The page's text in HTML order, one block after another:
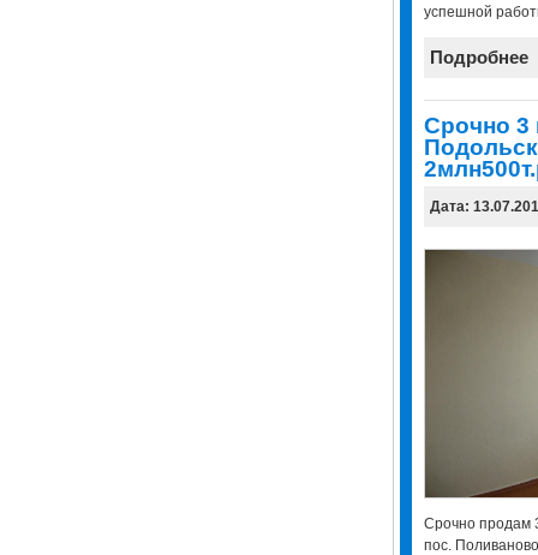
успешной
Подробнее
Срочно 3
Дата:
Срочно продам
пос.